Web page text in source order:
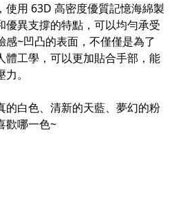
使用 63D 高密度優質記憶海綿製
優異支撐的特點，可以均勻承受
~凹凸的表面，不僅僅是為了
體工學，可以更加貼合手部，能
。
的白色、清新的天藍、夢幻的粉
歡哪一色~